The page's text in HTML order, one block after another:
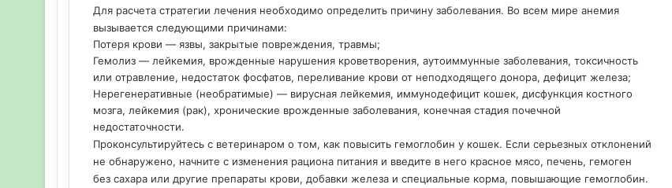
Для расчета стратегии лечения необходимо определить причину заболевания. Во всем мире анемия
вызывается следующими причинами:
Потеря крови — язвы, закрытые повреждения, травмы;
Гемолиз — лейкемия, врожденные нарушения кроветворения, аутоиммунные заболевания, токсичность
или отравление, недостаток фосфатов, переливание крови от неподходящего донора, дефицит железа;
Нерегенеративные (необратимые) — вирусная лейкемия, иммунодефицит кошек, дисфункция костного
мозга, лейкемия (рак), хронические врожденные заболевания, конечная стадия почечной
недостаточности.
Проконсультируйтесь с ветеринаром о том, как повысить гемоглобин у кошек. Если серьезных отклонений
не обнаружено, начните с изменения рациона питания и введите в него красное мясо, печень, гемоген
без сахара или другие препараты крови, добавки железа и специальные корма, повышающие гемоглобин.